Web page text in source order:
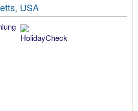
USA